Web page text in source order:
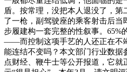
盾。按常理，没把本人退没了，
了一枪，副驾驶座的乘客射击后当
步履建构一套完整的性叙事。65%
——而控制这项手艺的人还正在
能连结不变吗？本文部门行业数据
点财经、鞭牛士等公开报道，它就